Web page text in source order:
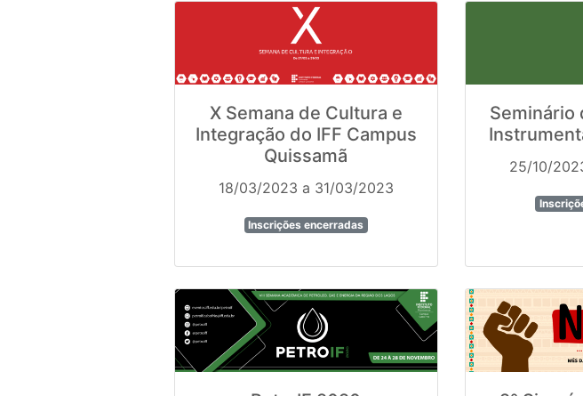
X Semana de Cultura e
Integração do IFF Campus
Quissamã
18/03/2023 a 31/03/2023
Inscrições encerradas
Seminário
25/10/